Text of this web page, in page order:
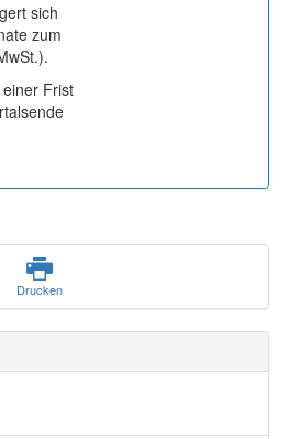
sich
zum
Frist
Drucken